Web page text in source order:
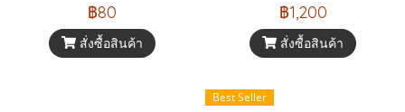
฿80
สั่งซื้อสินค้า
฿1,200
สั่งซื้อสินค้า
Best Seller